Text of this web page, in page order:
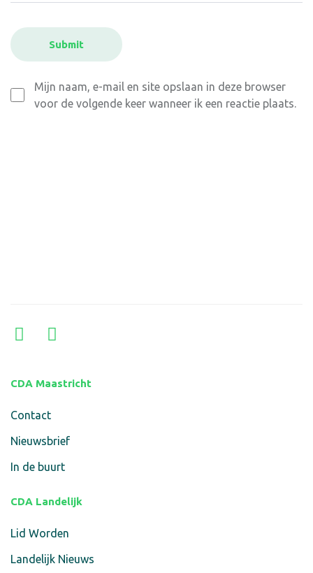
Mijn naam, e-mail en site opslaan in deze browser
voor de volgende keer wanneer ik een reactie plaats.
CDA Maastricht
Contact
Nieuwsbrief
In de buurt
CDA Landelijk
Lid Worden
Landelijk Nieuws